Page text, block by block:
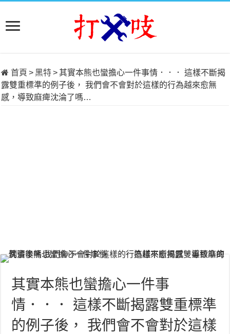
首頁 > 黑特>其實本熊也蠻擔心一件事情．．． 這樣不斷揭
露雙重標準的例子後， 我們會不會對於這樣的行為越來愈無
感，導致麻痺沈淪了嗎…
其實本熊也蠻擔心一件事
情．．． 這樣不斷揭露雙重標準
的例子後， 我們會不會對於這樣